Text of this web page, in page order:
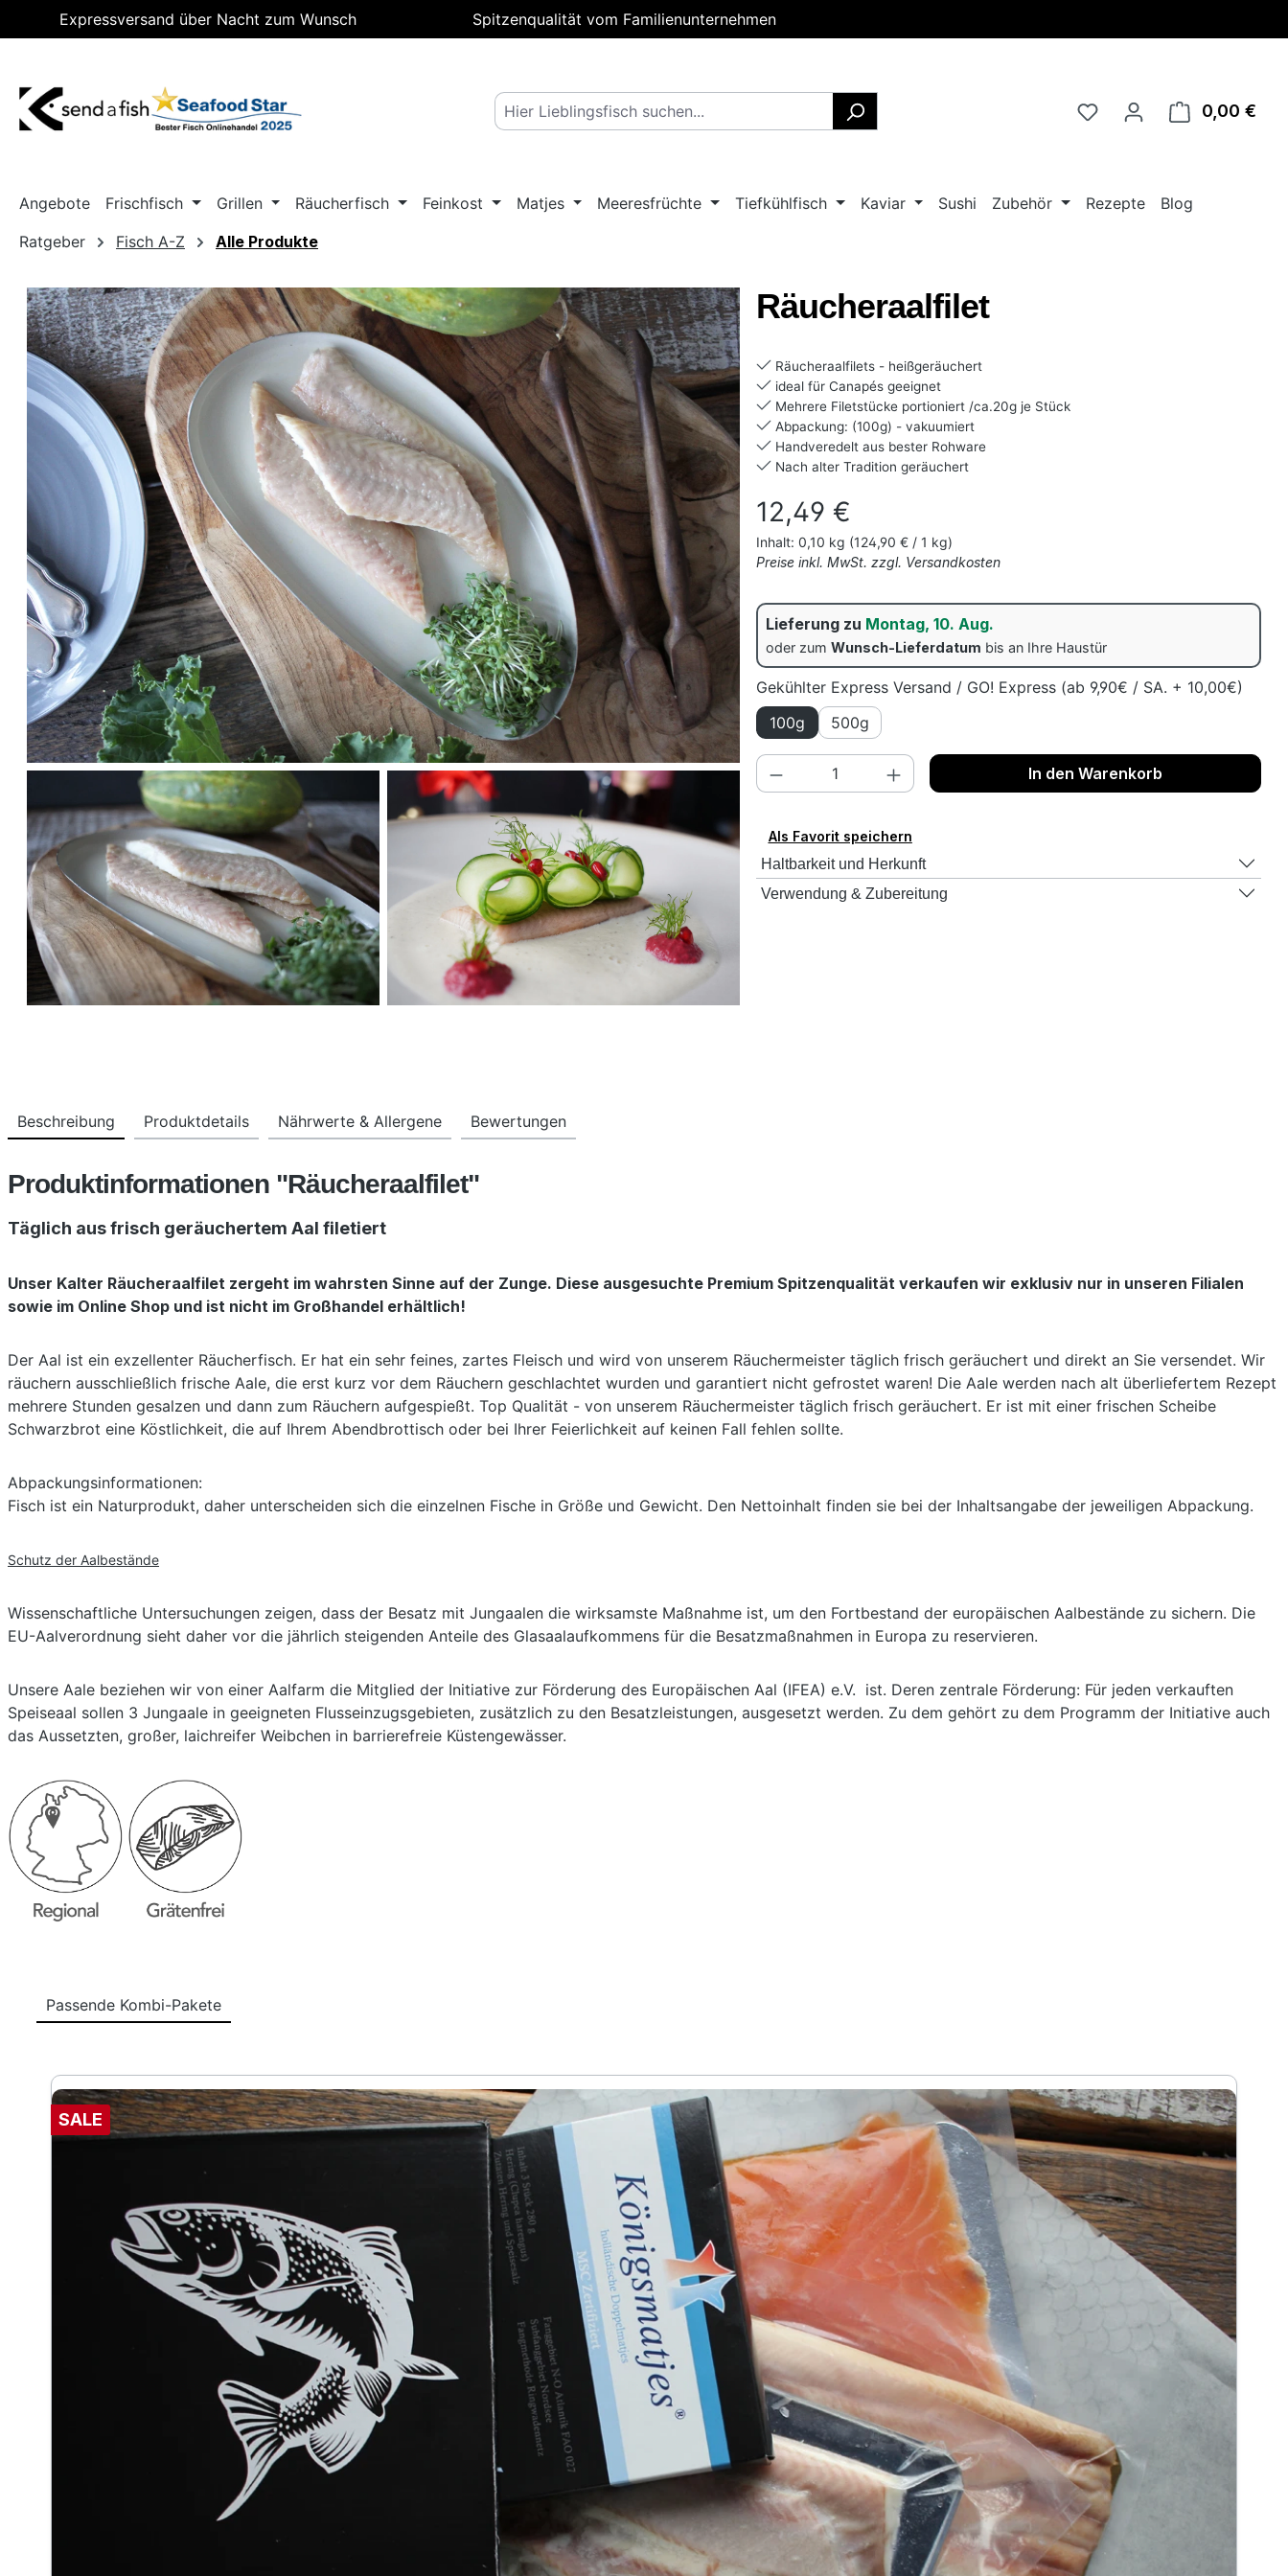
Hauptinhalt springen
Zur Suche springen
Zur Hauptnavigation springen
Expressversand über Nacht zum Wunsch
Spitzenqualität vom Familienunternehmen
0,00 €
Angebote Frischfisch Grillen Räucherfisch Feinkost Matjes Meeresfrüchte Tiefkühlfisch Kaviar Sushi Zubehör Rezepte
Blog
Ratgeber
Fisch A-Z Alle Produkte
Räucheraalfilet
Räucheraalfilets - heißgeräuchert
ideal für Canapés geeignet
Mehrere Filetstücke portioniert /ca.20g je Stück
Abpackung: (100g) - vakuumiert
Handveredelt aus bester Rohware
Nach alter Tradition geräuchert
Regulärer Preis:
12,49 €
Inhalt: 0,10 kg (124,90 € / 1 kg)
Preise inkl. MwSt. zzgl. Versandkosten
Lieferung zu Montag, 10. Aug.
oder zum Wunsch-Lieferdatum bis an Ihre Haustür
Gekühlter Express Versand / GO! Express (ab 9,90€ / SA. + 10,00€)
100g
500g
Produkt Anzahl: Gib den gewünschten Wert
In den Warenkorb
Als Favorit speichern
Haltbarkeit und Herkunft
Verwendung & Zubereitung
Beschreibung Produktdetails Nährwerte & Allergene Bewertungen
Produktinformationen "Räucheraalfilet"
Täglich aus frisch geräuchertem Aal filetiert
Unser Kalter Räucheraalfilet zergeht im wahrsten Sinne auf der Zunge. Diese ausgesuchte Premium Spitzenqualität verkaufen wir exklusiv nur in unseren Filialen
sowie im Online Shop und ist nicht im Großhandel erhältlich!
Der Aal ist ein exzellenter Räucherfisch. Er hat ein sehr feines, zartes Fleisch und wird von unserem Räuchermeister täglich frisch geräuchert und direkt an Sie versendet. Wir
räuchern ausschließlich frische Aale, die erst kurz vor dem Räuchern geschlachtet wurden und garantiert nicht gefrostet waren! Die Aale werden nach alt überliefertem Rezept
mehrere Stunden gesalzen und dann zum Räuchern aufgespießt. Top Qualität - von unserem Räuchermeister täglich frisch geräuchert. Er ist mit einer frischen Scheibe
Schwarzbrot eine Köstlichkeit, die auf Ihrem Abendbrottisch oder bei Ihrer Feierlichkeit auf keinen Fall fehlen sollte.
Abpackungsinformationen:
Fisch ist ein Naturprodukt, daher unterscheiden sich die einzelnen Fische in Größe und Gewicht. Den Nettoinhalt finden sie bei der Inhaltsangabe der jeweiligen Abpackung.
Schutz der Aalbestände
Wissenschaftliche Untersuchungen zeigen, dass der Besatz mit Jungaalen die wirksamste Maßnahme ist, um den Fortbestand der europäischen Aalbestände zu sichern. Die
EU-Aalverordnung sieht daher vor die jährlich steigenden Anteile des Glasaalaufkommens für die Besatzmaßnahmen in Europa zu reservieren.
Unsere Aale beziehen wir von einer Aalfarm die Mitglied der Initiative zur Förderung des Europäischen Aal (IFEA) e.V. ist. Deren zentrale Förderung: Für jeden verkauften
Speiseaal sollen 3 Jungaale in geeigneten Flusseinzugsgebieten, zusätzlich zu den Besatzleistungen, ausgesetzt werden. Zu dem gehört zu dem Programm der Initiative auch
das Aussetzten, großer, laichreifer Weibchen in barrierefreie Küstengewässer.
Passende Kombi-Pakete
SALE